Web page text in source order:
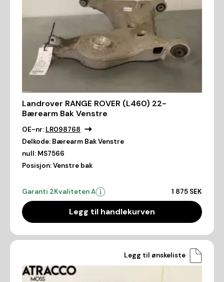
Landrover RANGE ROVER (L460) 22-
Bærearm Bak Venstre
OE-nr: LR098768
Delkode: Bærearm Bak Venstre
null: MS7566
Posisjon:Venstre bak
Garanti 2Kvaliteten A 1 875 SEK
Legg til handlekurven
Legg til ønskeliste